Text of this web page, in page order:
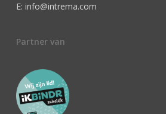
E: info@intrema.com
Partner van